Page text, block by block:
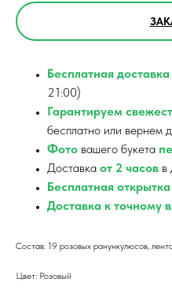
Бесплатная доставка
21:00)
Гарантируем
бесплатно или вернем
Фото вашего букета
Доставка от 2 часов в
Бесплатная открытка
Доставка к точному
Состав: 19 розовых ранункулюсов,
Цвет: Розовый